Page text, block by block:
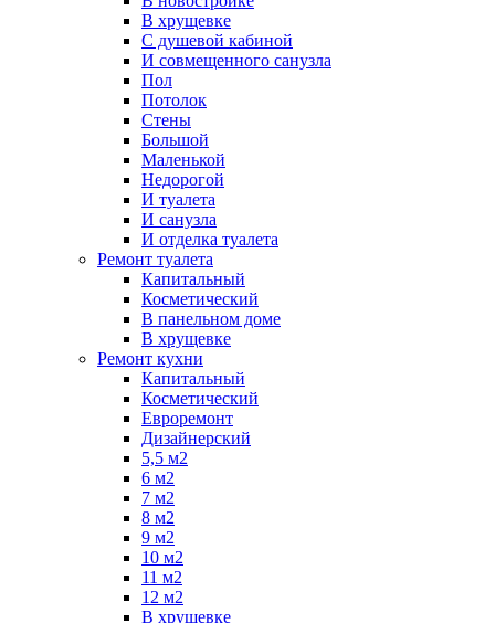
В хрущевке
С душевой кабиной
И совмещенного санузла
Пол
Потолок
Стены
Большой
Маленькой
Недорогой
И туалета
И санузла
И отделка туалета
Ремонт туалета
Капитальный
Косметический
В панельном доме
В хрущевке
Ремонт кухни
Капитальный
Косметический
Евроремонт
Дизайнерский
5,5 м2
6 м2
7 м2
8 м2
9 м2
10 м2
11 м2
12 м2
В хрущевке